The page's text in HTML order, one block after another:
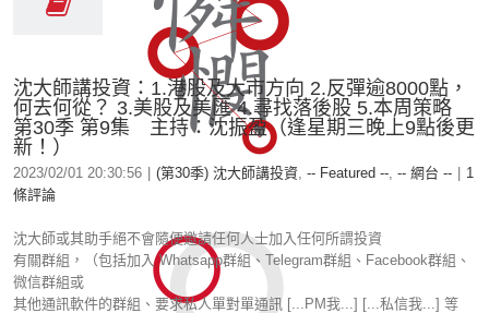
沈大師講投資：1.港股及大市方向 2.反彈逾8000點，
何去何從？ 3.美股及美匯 4.尋找落後股 5.本周策略
第30季 第9集 主持：沈振盈（逢星期三晚上9點後更
新！）
2023/02/01 20:30:56 (第30季) 沈大師講投資, -- Featured --, -- 網台 --
1
條評論
沈大師或其助手絕不會隨便邀請任何人士加入任何所謂投資
有關群組，（包括加入 Whatsapp群組、Telegram群組、Facebook群組、
微信群組或
其他通訊軟件的群組、要求私人單對單通訊 [...PM我...] [...私信我...] 等